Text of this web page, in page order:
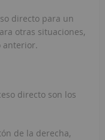
directo para un
otras situaciones,
anterior.
directo son los
de la derecha,